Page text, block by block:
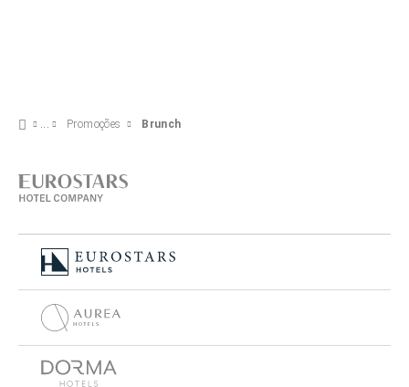
Promoções Brunch